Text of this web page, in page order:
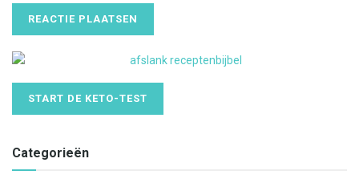
START DE KETO-TEST
Categorieën